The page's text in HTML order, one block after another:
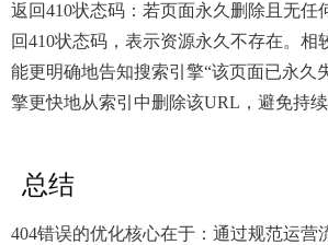
返回410状态码：若页面永久删除且无任
回410状态码，表示资源永久不存在。相
能更明确地告知搜索引擎“该页面已永久
擎更快地从索引中删除该URL，避免持续
总结
404错误的优化核心在于：通过规范运营